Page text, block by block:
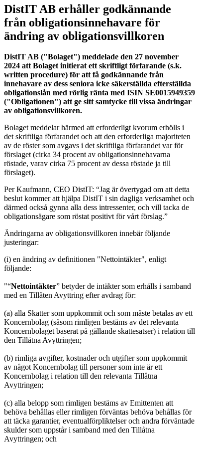
DistIT AB erhåller godkännande
från obligationsinnehavare för
ändring av obligationsvillkoren
DistIT AB ("Bolaget") meddelade den 27 november
2024 att Bolaget initierat ett skriftligt förfarande (s.k.
written procedure) för att få godkännande från
innehavare av dess seniora icke säkerställda efterställda
obligationslån med rörlig ränta med ISIN SE0015949359
("Obligationen") att ge sitt samtycke till vissa ändringar
av obligationsvillkoren.
Bolaget meddelar härmed att erforderligt kvorum erhölls i
det skriftliga förfarandet och att den erforderliga majoriteten
av de röster som avgavs i det skriftliga förfarandet var för
förslaget (cirka 34 procent av obligationsinnehavarna
röstade, varav cirka 75 procent av dessa röstade ja till
förslaget).
Per Kaufmann, CEO DistIT: “Jag är övertygad om att detta
beslut kommer att hjälpa DistIT i sin dagliga verksamhet och
därmed också gynna alla dess intressenter, och vill tacka de
obligationsägare som röstat positivt för vårt förslag.”
Ändringarna av obligationsvillkoren innebär följande
justeringar:
(i) en ändring av definitionen "Nettointäkter", enligt
följande:
"“Nettointäkter” betyder de intäkter som erhålls i samband
med en Tillåten Avyttring efter avdrag för:
(a) alla Skatter som uppkommit och som måste betalas av ett
Koncernbolag (såsom rimligen bestäms av det relevanta
Koncernbolaget baserat på gällande skattesatser) i relation till
den Tillåtna Avyttringen;
(b) rimliga avgifter, kostnader och utgifter som uppkommit
av något Koncernbolag till personer som inte är ett
Koncernbolag i relation till den relevanta Tillåtna
Avyttringen;
(c) alla belopp som rimligen bestäms av Emittenten att
behöva behållas eller rimligen förväntas behöva behållas för
att täcka garantier, eventualförpliktelser och andra förväntade
skulder som uppstår i samband med den Tillåtna
Avyttringen; och